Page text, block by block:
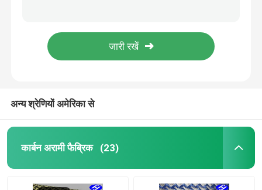
कार्बन फाइबर फैब्रिक
यूएचएमडब्ल्यूपीई फैब्रिक
Polyurethane चमड़ा कपड़ा
अन्य श्रेणियों अमेरिका से
कार्बन अरामी फैब्रिक (23)